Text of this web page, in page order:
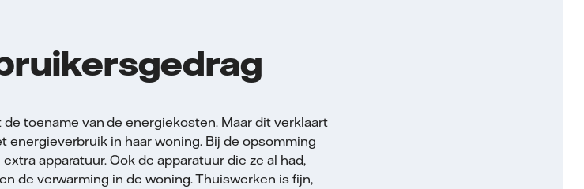
toename van de energiekosten. Maar dit verklaart
energieverbruik in haar woning. Bij de opsomming
apparatuur. Ook de apparatuur die ze al had,
de verwarming in de woning. Thuiswerken is fijn,